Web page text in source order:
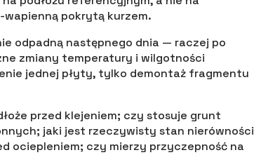
pokrytą kurzem.
odpadną następnego dnia — raczej po
zmiany temperatury i wilgotności
jednej płyty, tylko demontaż fragmentu
przed klejeniem; czy stosuje grunt
jaki jest rzeczywisty stan nierówności
ociepleniem; czy mierzy przyczepność na